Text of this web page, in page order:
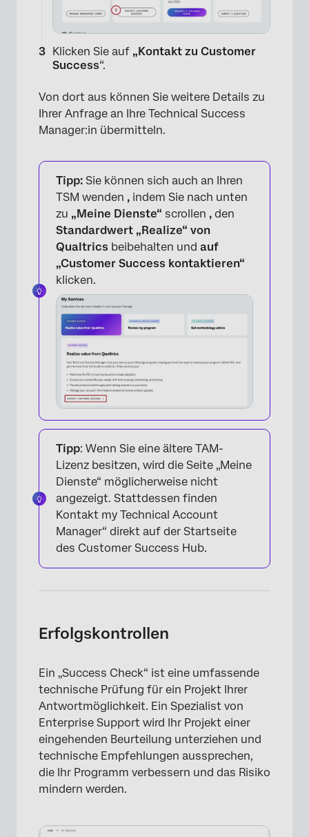
Klicken Sie auf „Kontakt zu Customer
Success“.
Von dort aus können Sie weitere Details zu
Ihrer Anfrage an Ihre Technical Success
Manager:in übermitteln.
Tipp: Sie können sich auch an Ihren
TSM wenden , indem Sie nach unten
zu „Meine Dienste“ scrollen , den
Standardwert „Realize“ von
Qualtrics beibehalten und auf
„Customer Success kontaktieren“
klicken.
Tipp: Wenn Sie eine ältere TAM-
Lizenz besitzen, wird die Seite „Meine
Dienste“ möglicherweise nicht
angezeigt. Stattdessen finden
Kontakt my Technical Account
Manager“ direkt auf der Startseite
des Customer Success Hub.
Erfolgskontrollen
Ein „Success Check“ ist eine umfassende
technische Prüfung für ein Projekt Ihrer
Antwortmöglichkeit. Ein Spezialist von
Enterprise Support wird Ihr Projekt einer
eingehenden Beurteilung unterziehen und
technische Empfehlungen aussprechen,
die Ihr Programm verbessern und das Risiko
mindern werden.